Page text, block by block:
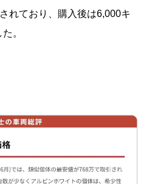
れており、購入後は6,000キ
。